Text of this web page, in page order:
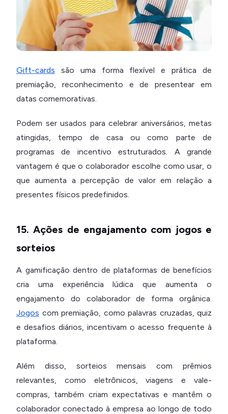
Gift-cards são uma forma flexível e prática de
premiação, reconhecimento e de presentear em
datas comemorativas.
Podem ser usados para celebrar aniversários, metas
atingidas, tempo de casa ou como parte de
programas de incentivo estruturados. A grande
vantagem é que o colaborador escolhe como usar, o
que aumenta a percepção de valor em relação a
presentes físicos predefinidos.
15. Ações de engajamento com jogos e
sorteios
A gamificação dentro de plataformas de benefícios
cria uma experiência lúdica que aumenta o
engajamento do colaborador de forma orgânica.
Jogos com premiação, como palavras cruzadas, quiz
e desafios diários, incentivam o acesso frequente à
plataforma.
Além disso, sorteios mensais com prêmios
relevantes, como eletrônicos, viagens e vale-
compras, também criam expectativas e mantêm o
colaborador conectado à empresa ao longo de todo